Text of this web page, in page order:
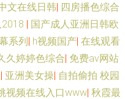
文在线日韩| 四房播色综合
| 国产成人亚洲日韩欧
系列| h视频国产| 在线观看
久婷婷色综合| 免费av网站
| 亚洲美女操| 自拍偷拍 校园
视频在线入口www| 秋霞最